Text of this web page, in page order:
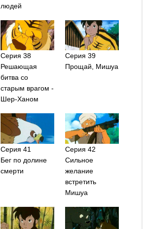
людей
Серия 38
Решающая
битва со
старым врагом -
Шер-Ханом
Серия 39
Прощай, Мишуа
Серия 41
Бег по долине
смерти
Серия 42
Сильное
желание
встретить
Мишуа